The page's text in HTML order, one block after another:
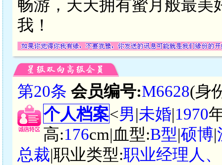
畅游，天天拥有蜜月般最美
我！
第20条 会员编号:M6628(身
个人档案<男|未婚|1970
高:176cm|血型:B型|硕博|
总裁|职业类型:职业经理人